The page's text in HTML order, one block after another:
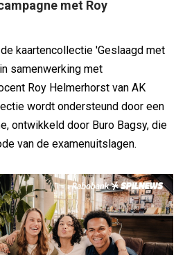
met Roy
kaartencollectie 'Geslaagd met
samenwerking met
Roy Helmerhorst van AK
wordt ondersteund door een
ontwikkeld door Buro Bagsy, die
van de examenuitslagen.